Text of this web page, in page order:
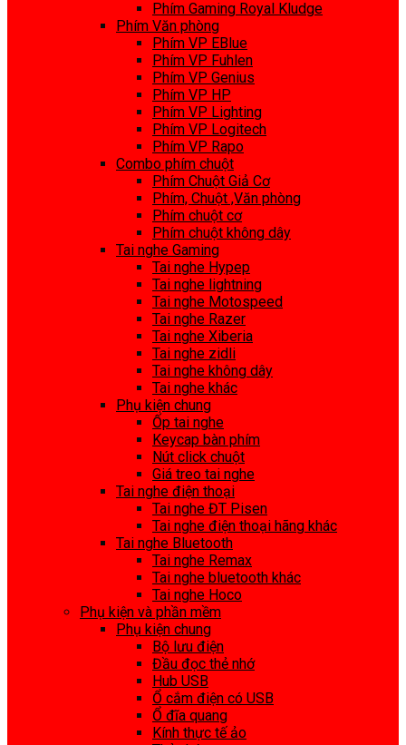
Phím Gaming Royal Kludge
Phím Văn phòng
Phím VP EBlue
Phím VP Fuhlen
Phím VP Genius
Phím VP HP
Phím VP Lighting
Phím VP Logitech
Phím VP Rapo
Combo phím chuột
Phím Chuột Giả Cơ
Phím, Chuột ,Văn phòng
Phím chuột cơ
Phím chuột không dây
Tai nghe Gaming
Tai nghe Hypep
Tai nghe lightning
Tai nghe Motospeed
Tai nghe Razer
Tai nghe Xiberia
Tai nghe zidli
Tai nghe không dây
Tai nghe khác
Phụ kiện chung
Ốp tai nghe
Keycap bàn phím
Nút click chuột
Giá treo tai nghe
Tai nghe điện thoại
Tai nghe ĐT Pisen
Tai nghe điện thoại hãng khác
Tai nghe Bluetooth
Tai nghe Remax
Tai nghe bluetooth khác
Tai nghe Hoco
Phụ kiện và phần mềm
Phụ kiện chung
Bộ lưu điện
Đầu đọc thẻ nhớ
Hub USB
Ổ cắm điện có USB
Ổ đĩa quang
Kính thực tế ảo